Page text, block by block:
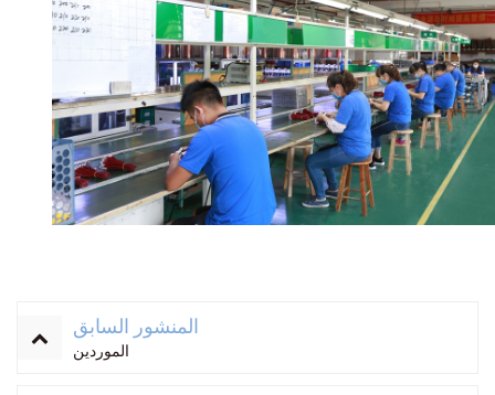
المنشور السابق
الموردين